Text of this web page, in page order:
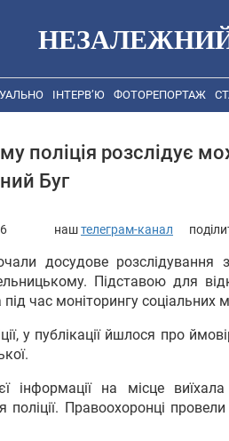
ІНТЕРВ’Ю ФОТОРЕПОРТАЖ
поліція розслідує
Буг
наштелеграм-канал
досудове
Підставою для
час моніторингу соціальних
у публікації йшлося про
інформації на місце
поліції. Правоохоронці